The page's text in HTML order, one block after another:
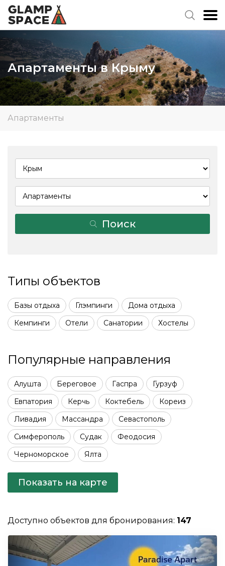
Апартаменты в Крыму
Апартаменты
Поиск
Типы объектов
Базы отдыха Глэмпинги
Дома отдыха
Кемпинги
Отели Санатории Хостелы
Популярные направления
Алушта Береговое Гаспра
Гурзуф
Евпатория
Керчь Коктебель
Кореиз
Ливадия
Массандра
Севастополь
Симферополь
Судак
Феодосия
Черноморское
Ялта
Показать на карте
Доступно объектов для бронирования: 147